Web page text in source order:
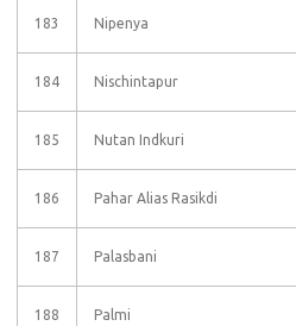
183 Nipenya
184 Nischintapur
185 Nutan Indkuri
186 Pahar Alias Rasikdi
187 Palasbani
188 Palmi